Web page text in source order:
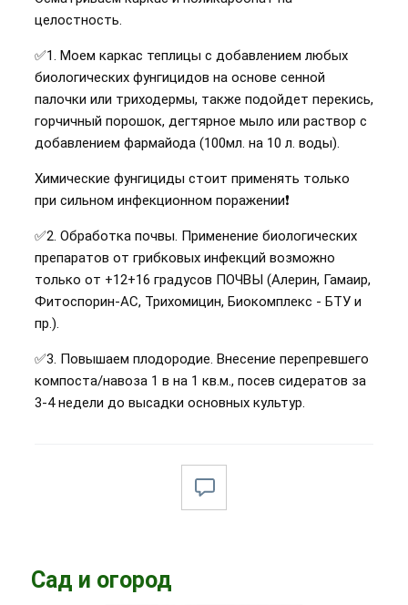
целостность.
✅1. Моем каркас теплицы с добавлением любых
биологических фунгицидов на основе сенной
палочки или триходермы, также подойдет перекись,
горчичный порошок, дегтярное мыло или раствор с
добавлением фармайода (100мл. на 10 л. воды).
Химические фунгициды стоит применять только
при сильном инфекционном поражении❗
✅2. Обработка почвы. Применение биологических
препаратов от грибковых инфекций возможно
только от +12+16 градусов ПОЧВЫ (Алерин, Гамаир,
Фитоспорин-АС, Трихомицин, Биокомплекс - БТУ и
пр.).
✅3. Повышаем плодородие. Внесение перепревшего
компоста/навоза 1 в на 1 кв.м., посев сидератов за
3-4 недели до высадки основных культур.
Сад и огород